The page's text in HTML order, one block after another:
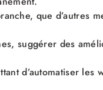
que d’autres
suggérer des
d’automatiser les